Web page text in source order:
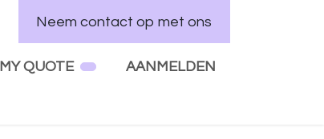
Neem contact op met ons
MY QUOTE AANMELDEN